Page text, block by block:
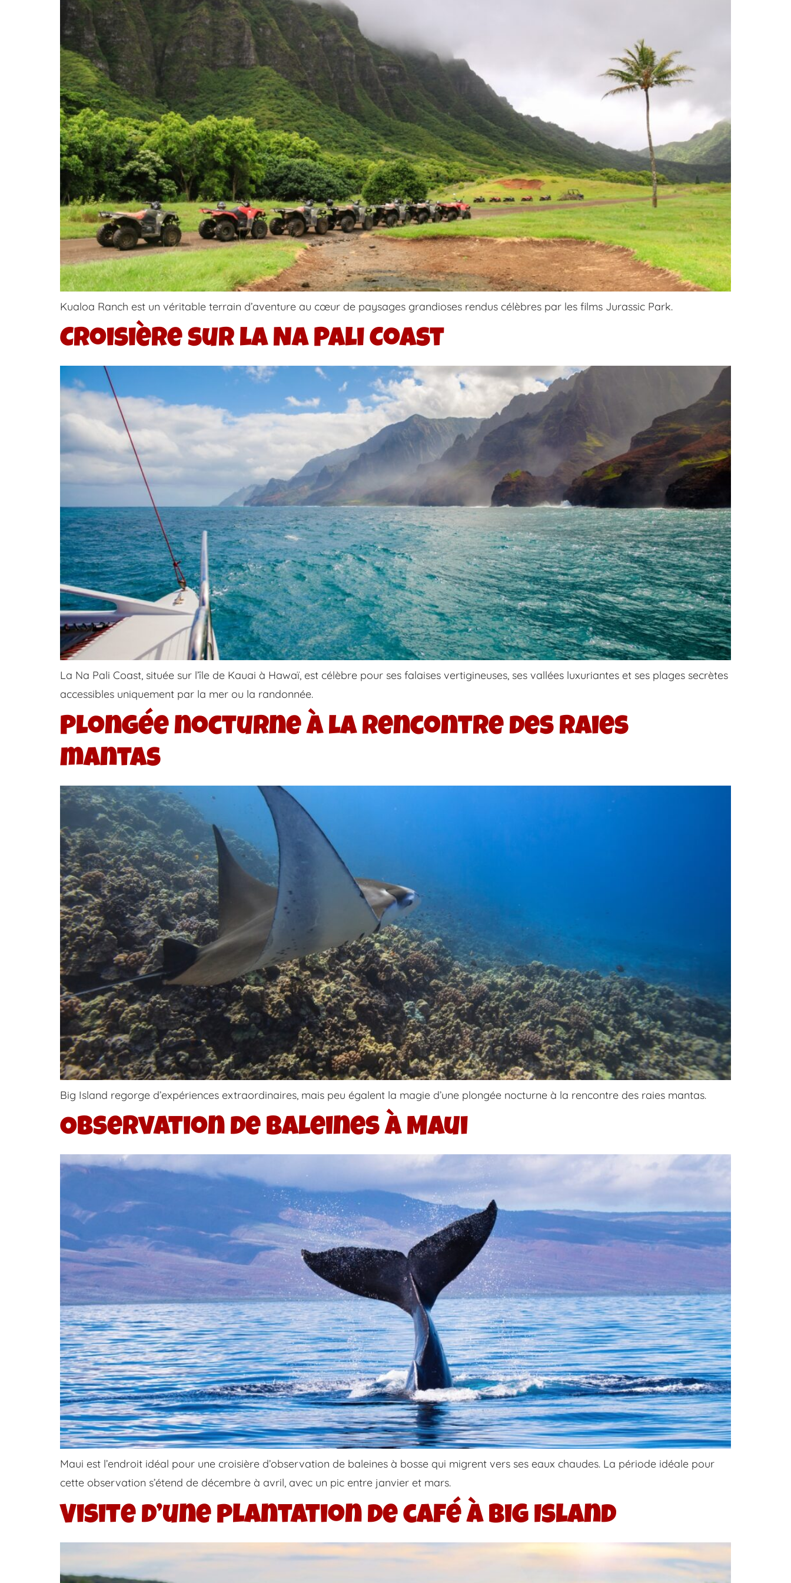
Kualoa Ranch est un véritable terrain d’aventure au cœur de paysages grandioses rendus célèbres par les films Jurassic Park.
Croisière sur la Na Pali Coast
La Na Pali Coast, située sur l’île de Kauai à Hawaï, est célèbre pour ses falaises vertigineuses, ses vallées luxuriantes et ses plages secrètes
accessibles uniquement par la mer ou la randonnée.
Plongée nocturne à la rencontre des raies
mantas
Big Island regorge d’expériences extraordinaires, mais peu égalent la magie d’une plongée nocturne à la rencontre des raies mantas.
Observation de baleines à Maui
Maui est l’endroit idéal pour une croisière d’observation de baleines à bosse qui migrent vers ses eaux chaudes. La période idéale pour
cette observation s’étend de décembre à avril, avec un pic entre janvier et mars.
Visite d’une plantation de café à Big Island